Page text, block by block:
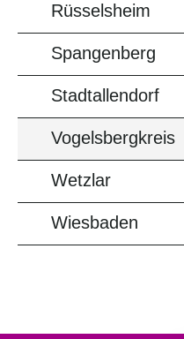
Rüsselsheim
Spangenberg
Stadtallendorf
Vogelsbergkreis
Wetzlar
Wiesbaden